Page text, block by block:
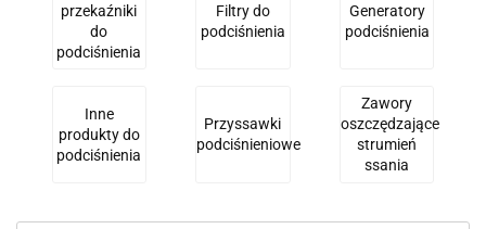
przekaźniki
do
podciśnienia
Filtry do
podciśnienia
Generatory
podciśnienia
Inne
produkty do
podciśnienia
Przyssawki
podciśnieniowe
Zawory
oszczędzające
strumień
ssania